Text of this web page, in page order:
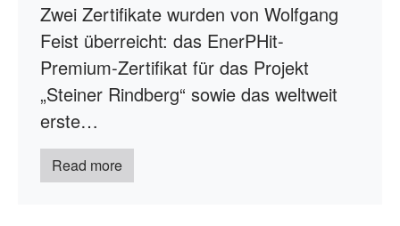
Zwei Zertifikate wurden von Wolfgang
Feist überreicht: das EnerPHit-
Premium-Zertifikat für das Projekt
„Steiner Rindberg“ sowie das weltweit
erste…
Read more